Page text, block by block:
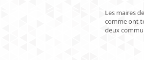
Les maires
comme ont
deux